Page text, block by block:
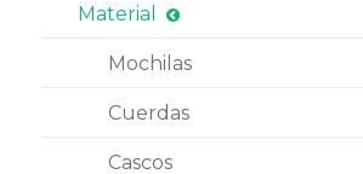
Material
Mochilas
Cuerdas
Cascos